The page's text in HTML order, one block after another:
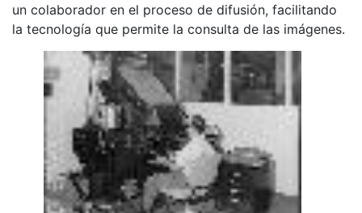
un colaborador en el proceso de difusión, facilitando
la tecnología que permite la consulta de las imágenes.